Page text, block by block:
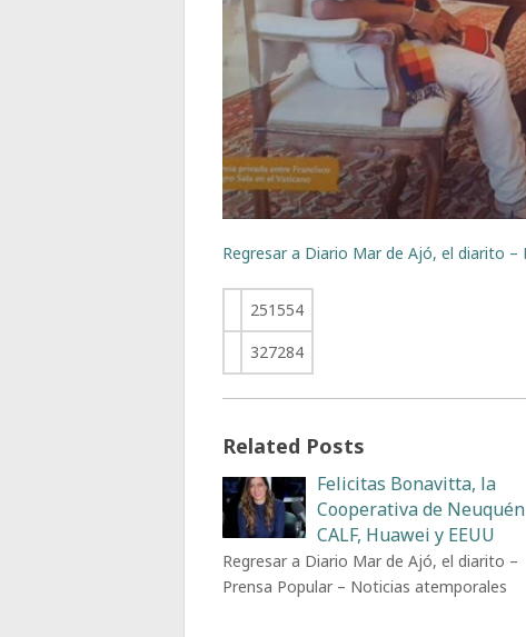
Regresar a Diario Mar de Ajó, el diarito
251554
327284
Related Posts
Felicitas Bonavitta, la
Cooperativa de Neuquén
CALF, Huawei y EEUU
Regresar a Diario Mar de Ajó, el diarito –
Prensa Popular – Noticias atemporales